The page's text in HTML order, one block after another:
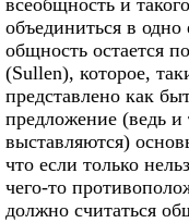
объединиться в
общность остается
(Sullen), которое,
представлено как
предложение (ведь и
выставляются)
что если только
чего-то
должно считаться